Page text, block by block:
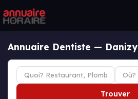
Annuaire Dentiste — Danizy
Trouver